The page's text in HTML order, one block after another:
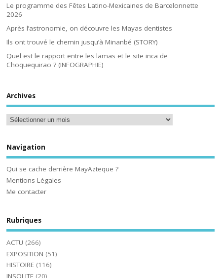
Le programme des Fêtes Latino-Mexicaines de Barcelonnette
2026
Après l’astronomie, on découvre les Mayas dentistes
Ils ont trouvé le chemin jusqu’à Minanbé (STORY)
Quel est le rapport entre les lamas et le site inca de
Choquequirao ? (INFOGRAPHIE)
Archives
Navigation
Qui se cache derrière MayAzteque ?
Mentions Légales
Me contacter
Rubriques
ACTU (266)
EXPOSITION (51)
HISTOIRE (116)
INSOLITE (20)